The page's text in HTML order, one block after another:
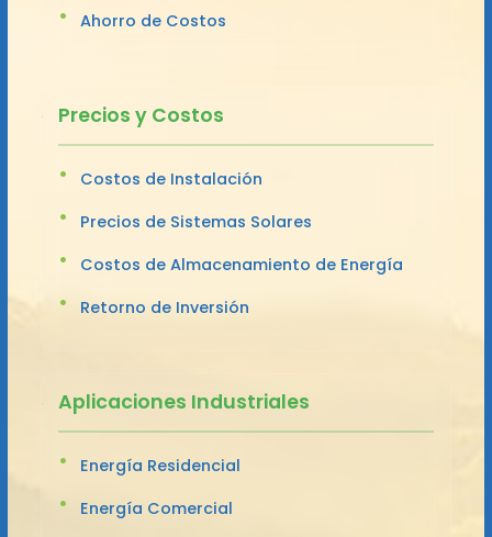
Ahorro de Costos
Precios y Costos
Costos de Instalación
Precios de Sistemas Solares
Costos de Almacenamiento de Energía
Retorno de Inversión
Aplicaciones Industriales
Energía Residencial
Energía Comercial